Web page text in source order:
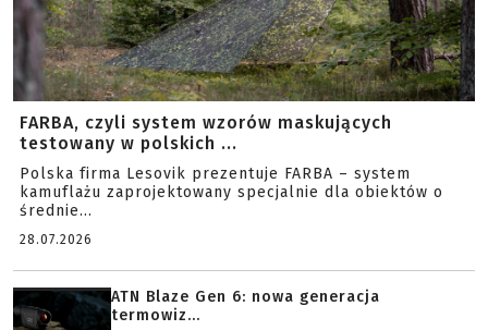
FARBA, czyli system wzorów maskujących
testowany w polskich ...
Polska firma Lesovik prezentuje FARBA – system
kamuflażu zaprojektowany specjalnie dla obiektów o
średnie...
28.07.2026
ATN Blaze Gen 6: nowa generacja
termowiz...